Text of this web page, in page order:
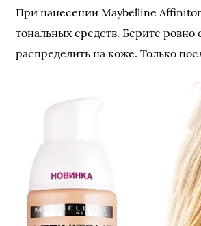
При нанесении Maybelline
тональных средств. Берите
распределить на коже. Только